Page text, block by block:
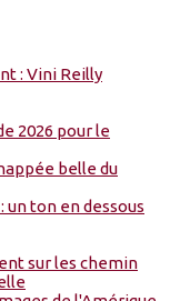
: Vini Reilly
2026 pour le
belle du
un ton en dessous
sur les chemin